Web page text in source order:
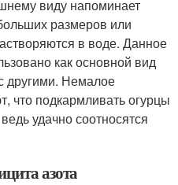
виду напоминает
размеров или
в воде. Данное
как основной вид
другими. Немалое
что подкармливать огурцы
удачно соотносятся
азота